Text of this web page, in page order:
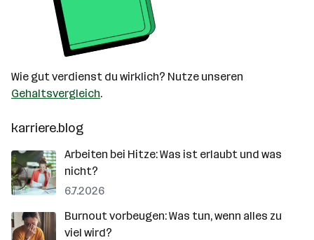
Wie gut verdienst du wirklich? Nutze unseren
Gehaltsvergleich.
karriere.blog
Arbeiten bei Hitze: Was ist erlaubt und was
nicht?
6.7.2026
Burnout vorbeugen: Was tun, wenn alles zu
viel wird?